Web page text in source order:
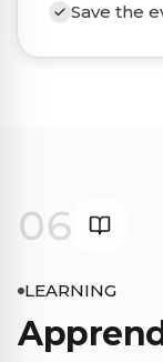
Save the
06
LEARNING